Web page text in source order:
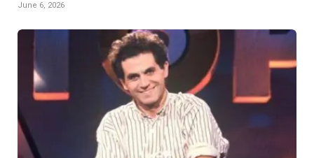
June 6, 2026